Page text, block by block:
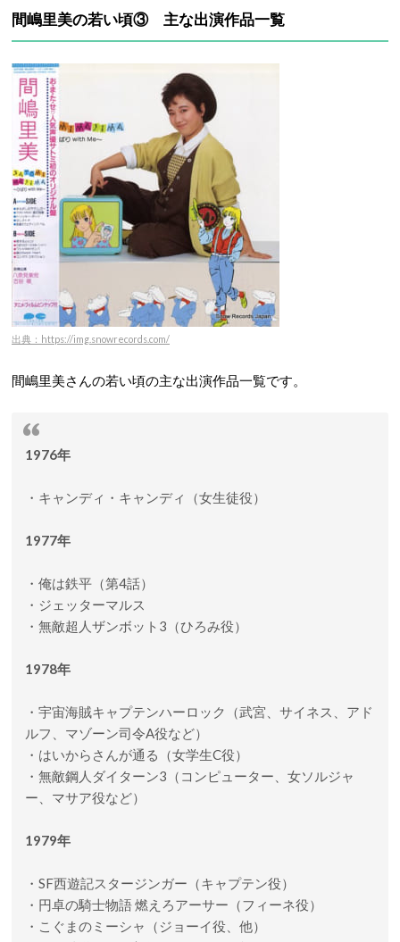
間嶋里美の若い頃③ 主な出演作品一覧
出典：https://img.snowrecords.com/
間嶋里美さんの若い頃の主な出演作品一覧です。
1976年
・キャンディ・キャンディ（女生徒役）
1977年
・俺は鉄平（第4話）
・ジェッターマルス
・無敵超人ザンボット3（ひろみ役）
1978年
・宇宙海賊キャプテンハーロック（武宮、サイネス、アド
ルフ、マゾーン司令A役など）
・はいからさんが通る（女学生C役）
・無敵鋼人ダイターン3（コンピューター、女ソルジャ
ー、マサア役など）
1979年
・SF西遊記スタージンガー（キャプテン役）
・円卓の騎士物語 燃えろアーサー（フィーネ役）
・こぐまのミーシャ（ジョーイ役、他）